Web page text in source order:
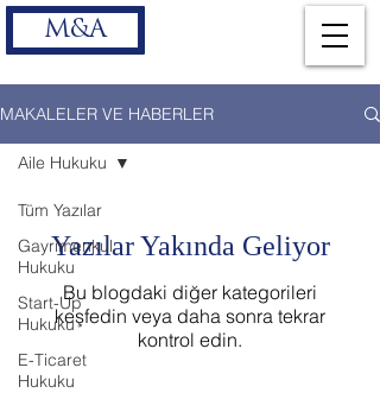
M&A
MAKALELER VE HABERLER
Tüm Yazılar
Gayrimenkul
Hukuku
Start-Up
Hukuku
E-Ticaret
Hukuku
Aile Hukuku
Yazılar Yakında Geliyor
Bu blogdaki diğer kategorileri
keşfedin veya daha sonra tekrar
kontrol edin.